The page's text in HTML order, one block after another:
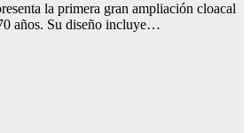
la primera gran ampliación cloacal
años. Su diseño incluye…